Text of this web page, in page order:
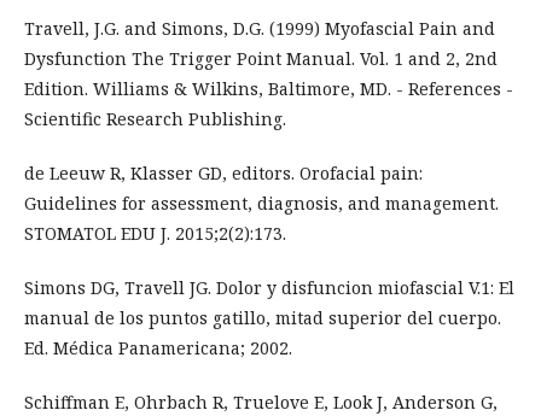
Travell, J.G. and Simons, D.G. (1999) Myofascial Pain and
Dysfunction The Trigger Point Manual. Vol. 1 and 2, 2nd
Edition. Williams & Wilkins, Baltimore, MD. - References -
Scientific Research Publishing.
de Leeuw R, Klasser GD, editors. Orofacial pain:
Guidelines for assessment, diagnosis, and management.
STOMATOL EDU J. 2015;2(2):173.
Simons DG, Travell JG. Dolor y disfuncion miofascial V.1: El
manual de los puntos gatillo, mitad superior del cuerpo.
Ed. Médica Panamericana; 2002.
Schiffman E, Ohrbach R, Truelove E, Look J, Anderson G,